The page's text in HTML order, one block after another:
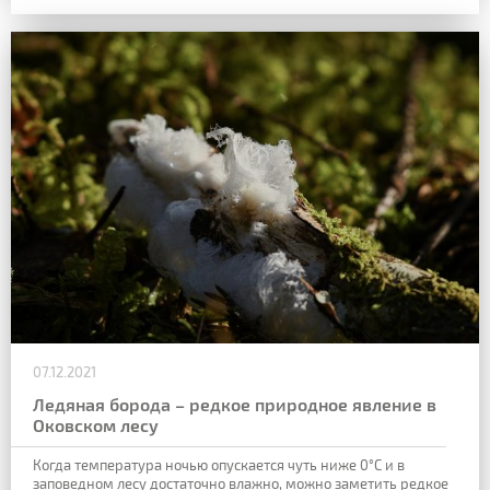
07.12.2021
Ледяная борода – редкое природное явление в
Оковском лесу
Когда температура ночью опускается чуть ниже 0°C и в
заповедном лесу достаточно влажно, можно заметить редкое